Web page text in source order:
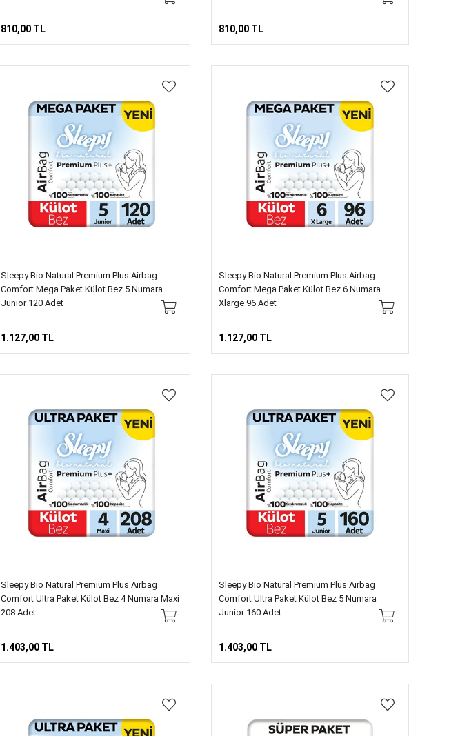
810,00 TL 810,00 TL
Sleepy Bio Natural Premium Plus Airbag
Comfort Mega Paket Külot Bez 5 Numara
Junior 120 Adet
1.127,00 TL
Sleepy Bio Natural Premium Plus Airbag
Comfort Mega Paket Külot Bez 6 Numara
Xlarge 96 Adet
1.127,00 TL
Sleepy Bio Natural Premium Plus Airbag
Comfort Ultra Paket Külot Bez 4 Numara Maxi
208 Adet
1.403,00 TL
Sleepy Bio Natural Premium Plus Airbag
Comfort Ultra Paket Külot Bez 5 Numara
Junior 160 Adet
1.403,00 TL